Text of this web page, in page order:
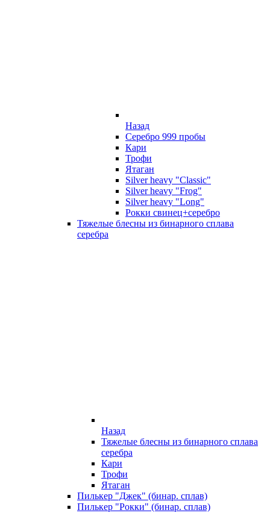
Назад
Серебро 999 пробы
Кари
Трофи
Ятаган
Silver heavy "Classic"
Silver heavy "Frog"
Silver heavy "Long"
Рокки свинец+серебро
Тяжелые блесны из бинарного сплава
серебра
Назад
Тяжелые блесны из бинарного сплава
серебра
Кари
Трофи
Ятаган
Пилькер "Джек" (бинар. сплав)
Пилькер "Рокки" (бинар. сплав)